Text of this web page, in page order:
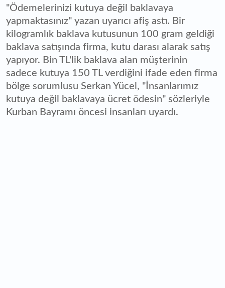
"Ödemelerinizi kutuya değil baklavaya
yapmaktasınız" yazan uyarıcı afiş astı. Bir
kilogramlık baklava kutusunun 100 gram geldiği
baklava satışında firma, kutu darası alarak satış
yapıyor. Bin TL'lik baklava alan müşterinin
sadece kutuya 150 TL verdiğini ifade eden firma
bölge sorumlusu Serkan Yücel, "İnsanlarımız
kutuya değil baklavaya ücret ödesin" sözleriyle
Kurban Bayramı öncesi insanları uyardı.